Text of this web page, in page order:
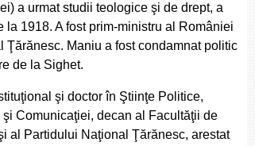
a urmatstudii teologice şi de drept, a
la 1918. A fost prim-ministru al României
Ţărănesc. Maniu a fostcondamnat politic
de la Sighet.
şi doctor în Ştiinţe Politice,
Comunicaţiei, decan al Facultăţii de
al Partidului Naţional Ţărănesc, arestat